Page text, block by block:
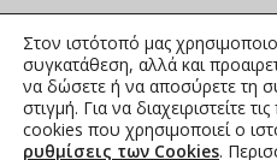
1 2 …
Στον ιστότοπό μας
συγκατάθεση, αλλά και
να δώσετε ή να αποσύρετε τη
στιγμή. Για να διαχειριστείτε
cookies που χρησιμοποιεί ο
ρυθμίσεις των Cookies.